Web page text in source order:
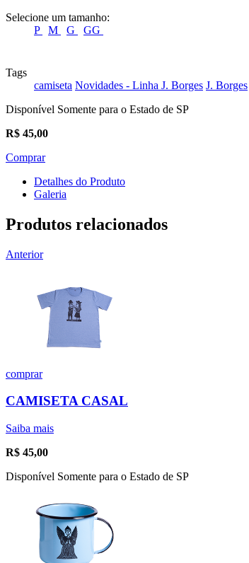
Selecione um tamanho:
P
M G GG
Tags
camiseta Novidades - Linha J. Borges J. Borges
Disponível Somente para o Estado de SP
R$ 45,00
Comprar
Detalhes do Produto
Galeria
Produtos relacionados
Anterior
comprar
CAMISETA CASAL
Saiba mais
R$ 45,00
Disponível Somente para o Estado de SP